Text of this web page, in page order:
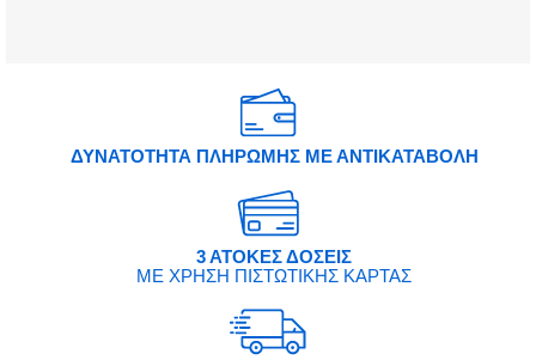
ΔΥΝΑΤΟΤΗΤΑ ΠΛΗΡΩΜΗΣ ΜΕ ΑΝΤΙΚΑΤΑΒΟΛΗ
3 ΑΤΟΚΕΣ ΔΟΣΕΙΣ
ΜΕ ΧΡΗΣΗ ΠΙΣΤΩΤΙΚΗΣ ΚΑΡΤΑΣ